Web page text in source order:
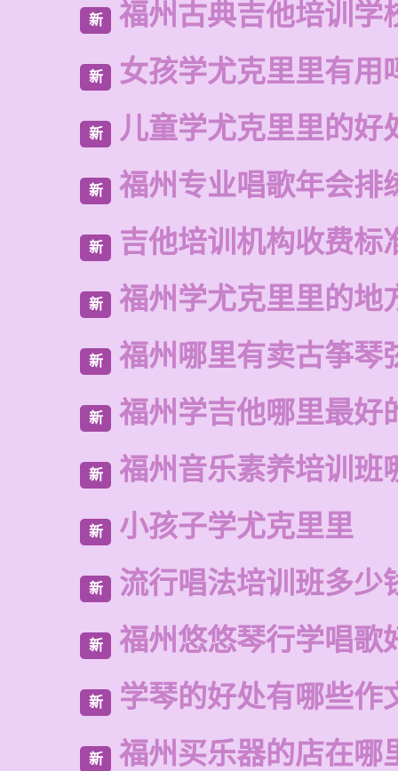
新 福州古典吉他培训学
新 女孩学尤克里里有用
新 儿童学尤克里里的好
新 福州专业唱歌年会排
新 吉他培训机构收费标
新 福州学尤克里里的地
新 福州哪里有卖古筝琴
新 福州学吉他哪里最好
新 福州音乐素养培训班
新 小孩子学尤克里里
新 流行唱法培训班多少
新 福州悠悠琴行学唱歌
新 学琴的好处有哪些作
新 福州买乐器的店在哪